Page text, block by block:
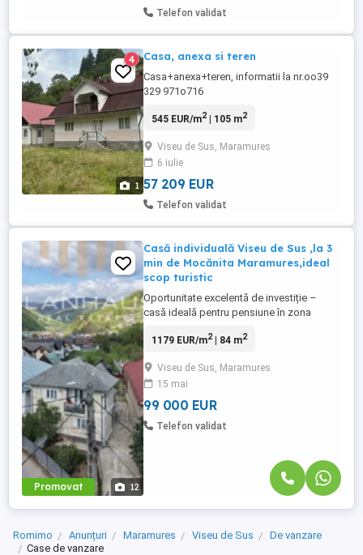
Telefon validat
1
4 Casa, anexa si teren
Casa+anexa+teren, informatii la nr.oo39
329 971o716
545 EUR/m2| 105 m2
Viseu de Sus, Maramures
6 iulie
57 209 EUR
Telefon validat
Promovat 12
Casă individuală Viseu de Sus ,la 3
min de Mocănita Maramures,ideal
scop turistic
Oportunitate excelentă de investiție –
casă ideală pentru pensiune în zona
minute de celebra Mocănița Maramureș, în
așteaptă o proprietate care îmbină
farmecul tradițional cu confortul unei
locuințe solide și bine întreținute. ...
1179 EUR/m2| 84 m2
Viseu de Sus, Maramures
15 mai
99 000 EUR
Telefon validat
Romimo Anunțuri Maramures Viseu de Sus
De vanzare
Case de vanzare